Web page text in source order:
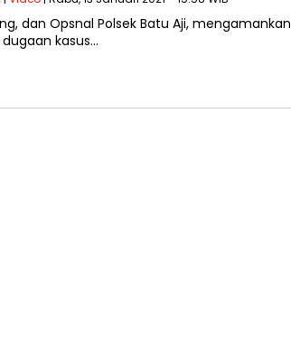
dan Opsnal Polsek Batu Aji, mengamankan
kasus…